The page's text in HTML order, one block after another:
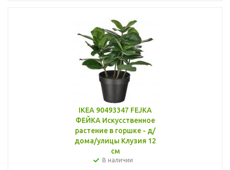
IKEA 90493347 FEJKA
ФЕЙКА Искусственное
растение в горшке - д/
дома/улицы Клузия 12
см
В наличии